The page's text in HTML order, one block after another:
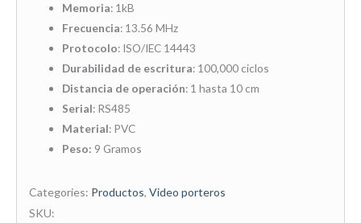
Memoria: 1kB
Frecuencia: 13.56 MHz
Protocolo: ISO/IEC 14443
Durabilidad de escritura: 100,000 ciclos
Distancia de operación: 1 hasta 10 cm
Serial: RS485
Material: PVC
Peso: 9 Gramos
Categories: Productos, Video porteros
SKU: